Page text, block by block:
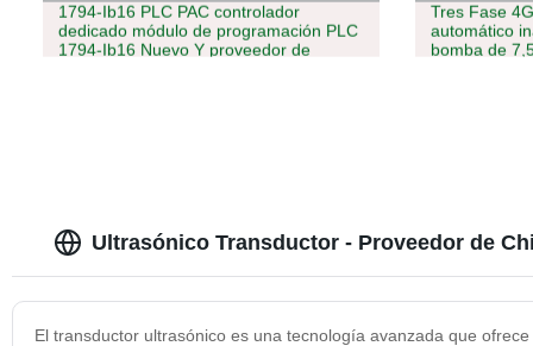
1794-Ib16 PLC PAC controlador
dedicado módulo de programación PLC
1794-Ib16 Nuevo Y proveedor de
Tres Fase
automático
bomba de
Ultrasónico Transductor - Proveedor de
El transductor ultrasónico es una tecnología avanzada que